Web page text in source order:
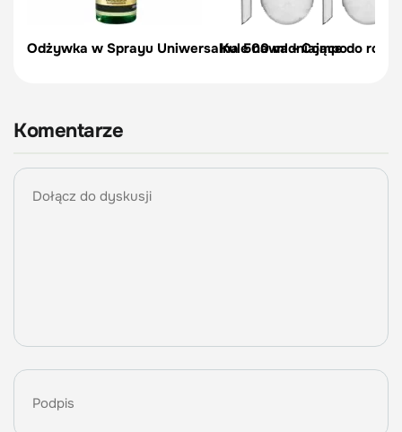
Odżywka w Sprayu Uniwersalna 500 ml - Compo
Kule nawadniające do
Komentarze